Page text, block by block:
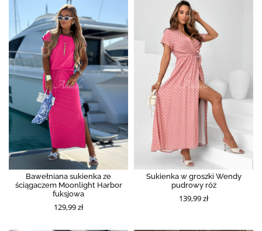
Bawełniana sukienka ze
ściągaczem Moonlight Harbor
fuksjowa
129,99 zł
Sukienka w groszki Wendy
pudrowy róż
139,99 zł